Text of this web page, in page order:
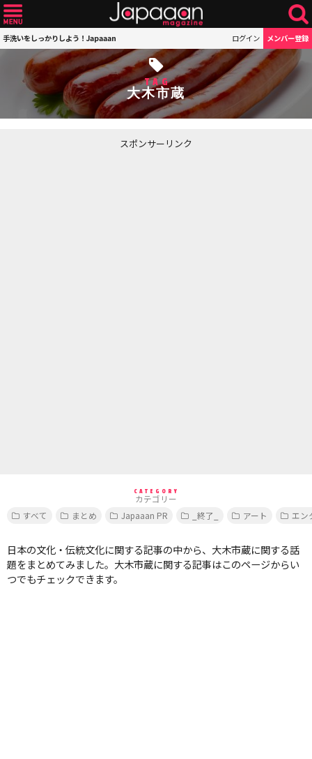
手洗いをしっかりしよう！Japaaan ログイン メンバー登録
TAG
大木市蔵
スポンサーリンク
CATEGORY
カテゴリー
すべて
まとめ Japaaan PR _終了_ アート エン
日本の文化・伝統文化に関する記事の中から、大木市蔵に関する話
題をまとめてみました。大木市蔵に関する記事はこのページからい
つでもチェックできます。